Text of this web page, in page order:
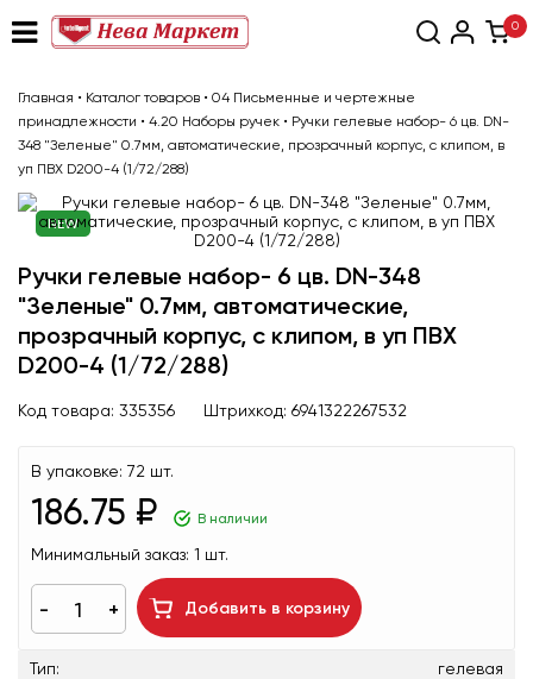
0
Главная • Каталог товаров • 04 Письменные и чертежные
принадлежности • 4.20 Наборы ручек • Ручки гелевые набор- 6 цв. DN-
348 "Зеленые" 0.7мм, автоматические, прозрачный корпус, с клипом, в
уп ПВХ D200-4 (1/72/288)
NEW
Ручки гелевые набор- 6 цв. DN-348
"Зеленые" 0.7мм, автоматические,
прозрачный корпус, с клипом, в уп ПВХ
D200-4 (1/72/288)
Код товара: 335356 Штрихкод: 6941322267532
В упаковке: 72 шт.
186.75 ₽ В наличии
Минимальный заказ: 1 шт.
Добавить в корзину
Тип:
гелевая